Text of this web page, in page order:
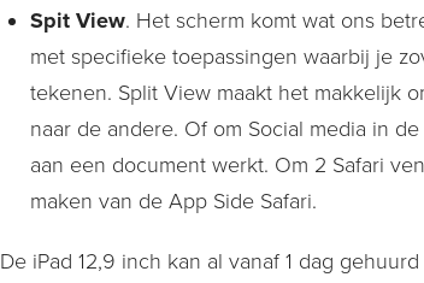
Spit View. Het scherm komt wat ons
met specifieke toepassingen waarbij je
tekenen. Split View maakt het makkelijk
naar de andere. Of om Social media in
aan een document werkt. Om 2 Safari
maken van de App Side Safari.
De iPad 12,9 inch kan al vanaf 1 dag